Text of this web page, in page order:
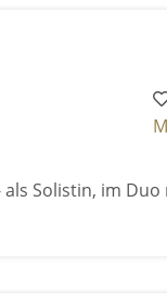
Solistin, im